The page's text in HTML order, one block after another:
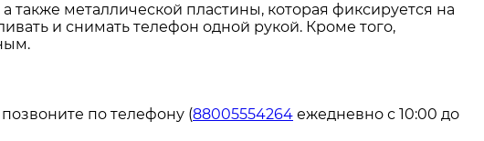
также металлической пластины, которая фиксируется на
и снимать телефон одной рукой. Кроме того,
по телефону (88005554264 ежедневно с 10:00 до